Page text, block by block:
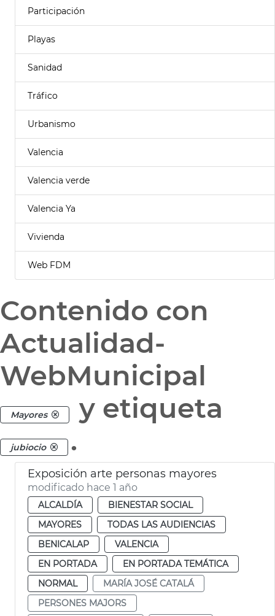
Participación
Playas
Sanidad
Tráfico
Urbanismo
Valencia
Valencia verde
Valencia Ya
Vivienda
Web FDM
Contenido con
Actualidad-
WebMunicipal
Mayores y etiqueta
jubiocio .
Exposición arte personas mayores
modificado hace 1 año
ALCALDÍA
BIENESTAR SOCIAL
MAYORES
TODAS LAS AUDIENCIAS
BENICALAP
VALENCIA
EN PORTADA
EN PORTADA TEMÁTICA
NORMAL
MARÍA JOSÉ CATALÁ
PERSONES MAJORS